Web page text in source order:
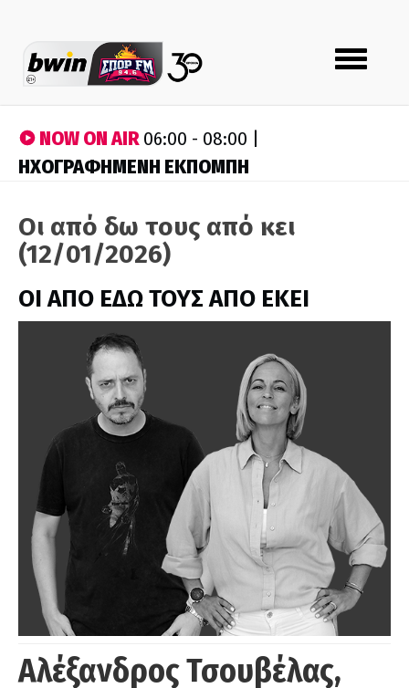
Toggle
navigation
NOW ON AIR06:00 - 08:00 |
ΗΧΟΓΡΑΦΗΜΕΝΗ ΕΚΠΟΜΠΗ
Οι από δω τους από κει
(12/01/2026)
ΟΙ ΑΠΟ ΕΔΩ ΤΟΥΣ ΑΠΟ ΕΚΕΙ
Αλέξανδρος Τσουβέλας,